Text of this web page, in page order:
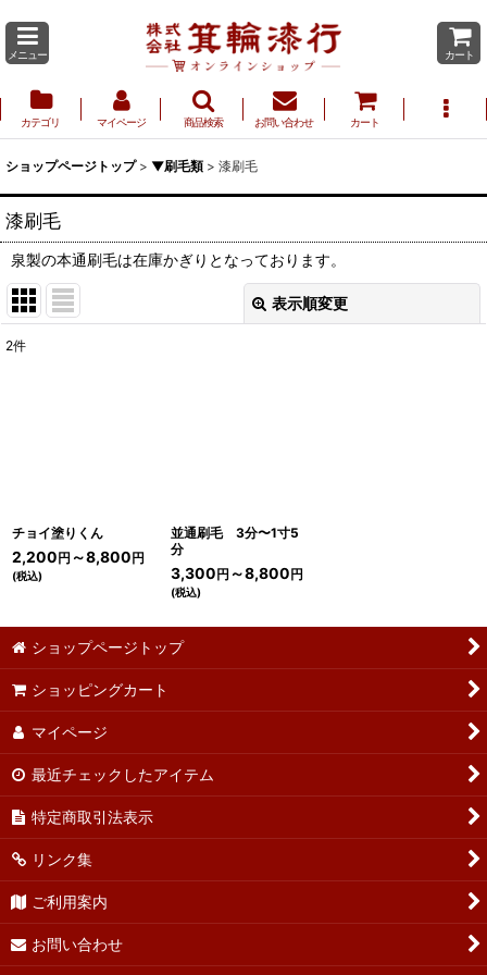
メニュー カート
カテゴリ マイページ 商品検索 お問い合わせ カート
ショップページトップ > ▼刷毛類 > 漆刷毛
漆刷毛
泉製の本通刷毛は在庫かぎりとなっております。
表示順変更
2件
チョイ塗りくん
2,200円 ～8,800円
(税込)
並通刷毛 3分〜1寸5
分
3,300円 ～8,800円
(税込)
ショップページトップ
ショッピングカート
マイページ
最近チェックしたアイテム
特定商取引法表示
リンク集
ご利用案内
お問い合わせ